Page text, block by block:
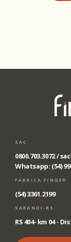
SAC
0800.703.3072 /
Whatsapp: (54)
FÁBRICA FINGER
(54) 3361.2199
SARANDI-RS
RS 404- km 04 -